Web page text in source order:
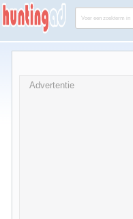
Advertentie